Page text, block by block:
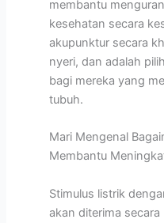
membantu
kesehatan secara
akupunktur secara
nyeri, dan adalah
bagi mereka yang
tubuh.
Mari Mengenal
Membantu
Stimulus listrik
akan diterima